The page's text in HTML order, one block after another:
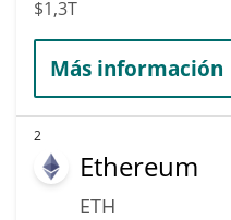
$1,3T
Más información
2
Ethereum
ETH